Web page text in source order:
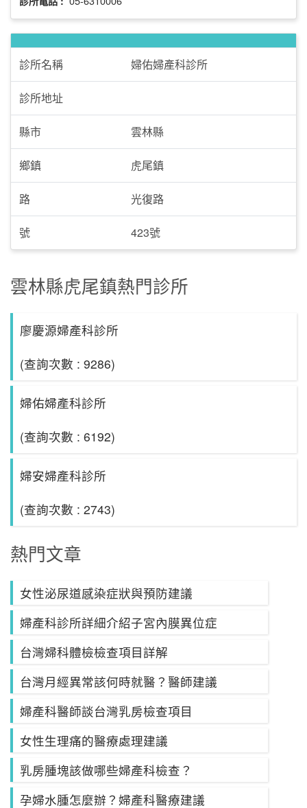
診所名稱 婦佑婦產科診所
診所地址
縣市 雲林縣
鄉鎮 虎尾鎮
路 光復路
號 423號
雲林縣虎尾鎮熱門診所
廖慶源婦產科診所
(查詢次數 : 9286)
婦佑婦產科診所
(查詢次數 : 6192)
婦安婦產科診所
(查詢次數 : 2743)
熱門文章
女性泌尿道感染症狀與預防建議
婦產科診所詳細介紹子宮內膜異位症
台灣婦科體檢檢查項目詳解
台灣月經異常該何時就醫？醫師建議
婦產科醫師談台灣乳房檢查項目
女性生理痛的醫療處理建議
乳房腫塊該做哪些婦產科檢查？
孕婦水腫怎麼辦？婦產科醫療建議